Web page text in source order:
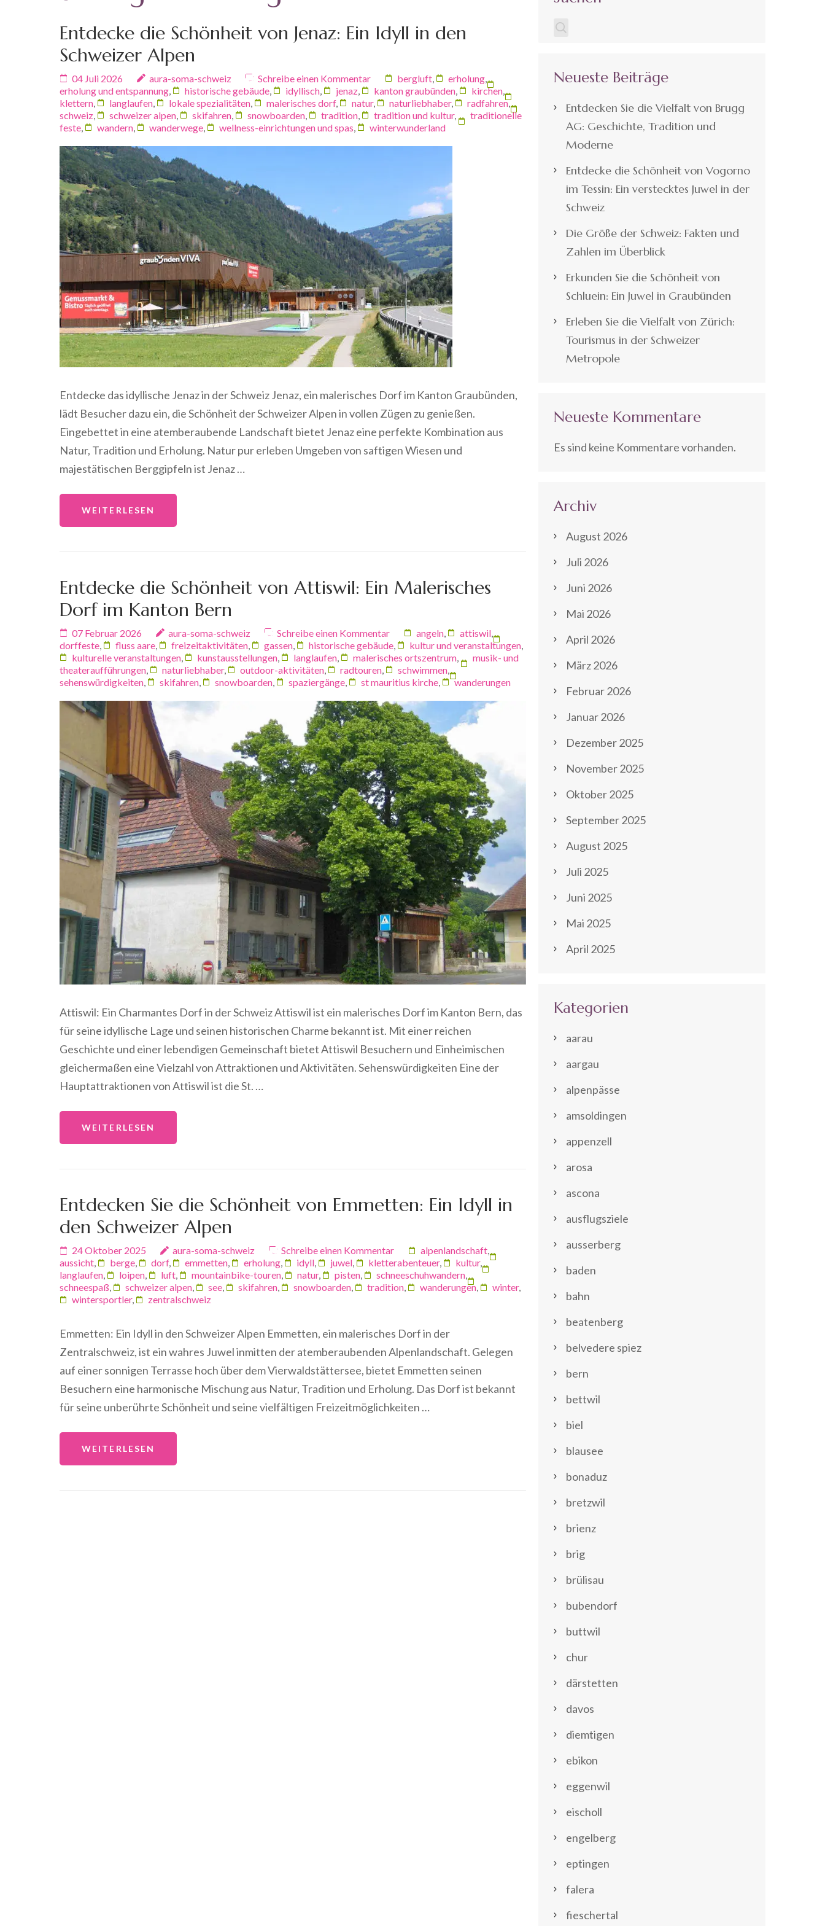
Entdecke die Schönheit von Jenaz: Ein Idyll in den
Schweizer Alpen
04 Juli 2026 aura-soma-schweiz Schreibe einen Kommentar bergluft erholung
erholung und entspannung
historische gebäude idyllisch jenaz kanton graubünden kirchen
klettern
langlaufen lokale spezialitäten malerisches dorf, natur, naturliebhaber, radfahren,
schweiz
schweizer alpen skifahren snowboarden tradition tradition und kultur,
traditionelle
feste
wandern wanderwege wellness-einrichtungen und spas winterwunderland
Entdecke das idyllische Jenaz in der Schweiz Jenaz, ein malerisches Dorf im Kanton Graubünden,
lädt Besucher dazu ein, die Schönheit der Schweizer Alpen in vollen Zügen zu genießen.
Eingebettet in eine atemberaubende Landschaft bietet Jenaz eine perfekte Kombination aus
Natur, Tradition und Erholung. Natur pur erleben Umgeben von saftigen Wiesen und
majestätischen Berggipfeln ist Jenaz …
WEITERLESEN
Entdecke die Schönheit von Attiswil: Ein Malerisches
Dorf im Kanton Bern
07 Februar 2026 aura-soma-schweiz Schreibe einen Kommentar angeln attiswil
dorffeste
fluss aare freizeitaktivitäten gassen historische gebäude kultur und veranstaltungen
kulturelle veranstaltungen
kunstausstellungen langlaufen malerisches ortszentrum
musik- und
theateraufführungen
naturliebhaber, outdoor-aktivitäten radtouren schwimmen
sehenswürdigkeiten
skifahren snowboarden spaziergänge st mauritius kirche wanderungen
Attiswil: Ein Charmantes Dorf in der Schweiz Attiswil ist ein malerisches Dorf im Kanton Bern, das
für seine idyllische Lage und seinen historischen Charme bekannt ist. Mit einer reichen
Geschichte und einer lebendigen Gemeinschaft bietet Attiswil Besuchern und Einheimischen
gleichermaßen eine Vielzahl von Attraktionen und Aktivitäten. Sehenswürdigkeiten Eine der
Hauptattraktionen von Attiswil ist die St. …
WEITERLESEN
Entdecken Sie die Schönheit von Emmetten: Ein Idyll in
den Schweizer Alpen
24 Oktober 2025 aura-soma-schweiz Schreibe einen Kommentar alpenlandschaft,
aussicht, berge, dorf, emmetten, erholung, idyll, juwel, kletterabenteuer, kultur,
langlaufen, loipen, luft, mountainbike-touren, natur, pisten, schneeschuhwandern,
schneespaß, schweizer alpen, see, skifahren, snowboarden, tradition, wanderungen, winter,
wintersportler, zentralschweiz
Emmetten: Ein Idyll in den Schweizer Alpen Emmetten, ein malerisches Dorf in der
Zentralschweiz, ist ein wahres Juwel inmitten der atemberaubenden Alpenlandschaft. Gelegen
auf einer sonnigen Terrasse hoch über dem Vierwaldstättersee, bietet Emmetten seinen
Besuchern eine harmonische Mischung aus Natur, Tradition und Erholung. Das Dorf ist bekannt
für seine unberührte Schönheit und seine vielfältigen Freizeitmöglichkeiten …
WEITERLESEN
Neueste Beiträge
Entdecken Sie die Vielfalt von Brugg
AG: Geschichte, Tradition und
Moderne
Entdecke die Schönheit von Vogorno
im Tessin: Ein verstecktes Juwel in der
Schweiz
Die Größe der Schweiz: Fakten und
Zahlen im Überblick
Erkunden Sie die Schönheit von
Schluein: Ein Juwel in Graubünden
Erleben Sie die Vielfalt von Zürich:
Tourismus in der Schweizer
Metropole
Neueste Kommentare
Es sind keine Kommentare vorhanden.
Archiv
August 2026
Juli 2026
Juni 2026
Mai 2026
April 2026
März 2026
Februar 2026
Januar 2026
Dezember 2025
November 2025
Oktober 2025
September 2025
August 2025
Juli 2025
Juni 2025
Mai 2025
April 2025
Kategorien
aarau
aargau
alpenpässe
amsoldingen
appenzell
arosa
ascona
ausflugsziele
ausserberg
baden
bahn
beatenberg
belvedere spiez
bern
bettwil
biel
blausee
bonaduz
bretzwil
brienz
brig
brülisau
bubendorf
buttwil
chur
därstetten
davos
diemtigen
ebikon
eggenwil
eischoll
engelberg
eptingen
falera
fieschertal